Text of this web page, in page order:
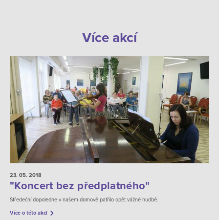
Více akcí
23. 05. 2018
"Koncert bez předplatného"
Středeční dopoledne v našem domově patřilo opět vážné hudbě.
Více o této akci